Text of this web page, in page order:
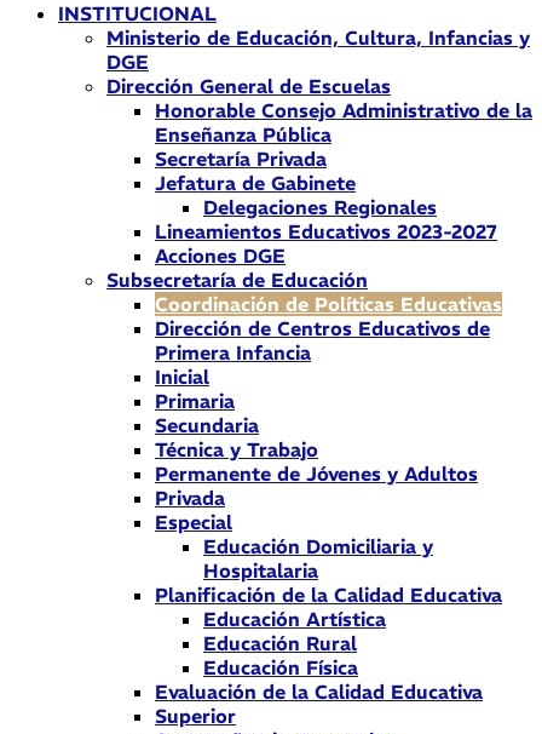
INSTITUCIONAL
Ministerio de Educación, Cultura, Infancias y
DGE
Dirección General de Escuelas
Honorable Consejo Administrativo de la
Enseñanza Pública
Secretaría Privada
Jefatura de Gabinete
Delegaciones Regionales
Lineamientos Educativos 2023-2027
Acciones DGE
Subsecretaría de Educación
Coordinación de Políticas Educativas
Dirección de Centros Educativos de
Primera Infancia
Inicial
Primaria
Secundaria
Técnica y Trabajo
Permanente de Jóvenes y Adultos
Privada
Especial
Educación Domiciliaria y
Hospitalaria
Planificación de la Calidad Educativa
Educación Artística
Educación Rural
Educación Física
Evaluación de la Calidad Educativa
Superior